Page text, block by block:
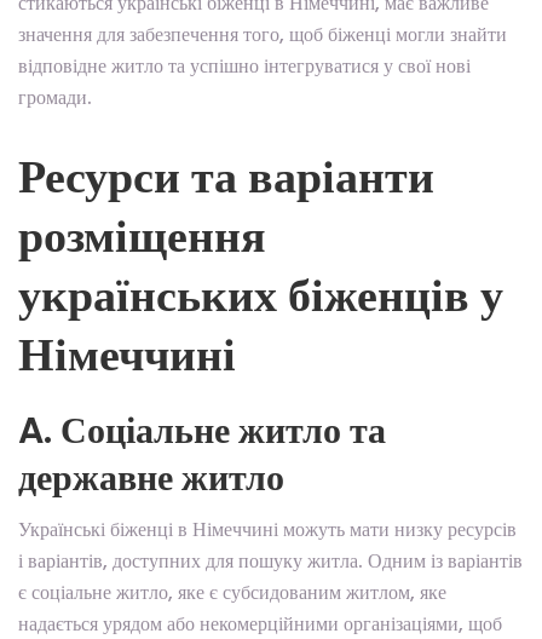
значення для забезпечення того, щоб біженці могли знайти
відповідне житло та успішно інтегруватися у свої нові
громади.
Ресурси та варіанти
розміщення
українських біженців у
Німеччині
A. Соціальне житло та
державне житло
Українські біженці в Німеччині можуть мати низку ресурсів
і варіантів, доступних для пошуку житла. Одним із варіантів
є соціальне житло, яке є субсидованим житлом, яке
надається урядом або некомерційними організаціями, щоб